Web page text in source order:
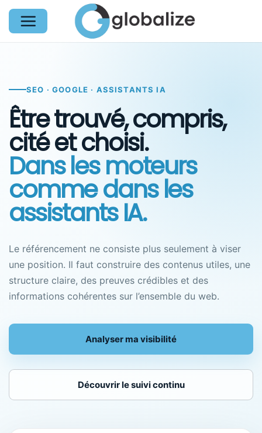
Passer
contenu
SEO · GOOGLE · ASSISTANTS IA
Être trouvé, compris,
cité et choisi.
Dans les moteurs
comme dans les
assistants IA.
Le référencement ne consiste plus seulement à viser
une position. Il faut construire des contenus utiles, une
structure claire, des preuves crédibles et des
informations cohérentes sur l’ensemble du web.
Analyser ma visibilité
Découvrir le suivi continu